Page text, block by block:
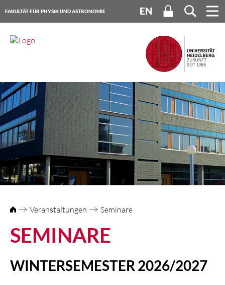
FAKULTÄT FÜR PHYSIK UND ASTRONOMIE
UNIVERSITÄT HEIDELBERG
EN
Veranstaltungen Seminare
SEMINARE
WINTERSEMESTER 2026/2027